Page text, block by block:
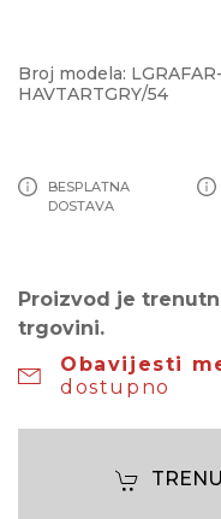
Broj modela: LGRAFAR-
HAVTARTGRY/54
BESPLATNA
DOSTAVA
Proizvod je
trgovini.
Obavijesti
dostupno